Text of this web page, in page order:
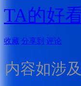
TA的好
收藏 分享到 评论
内容如涉